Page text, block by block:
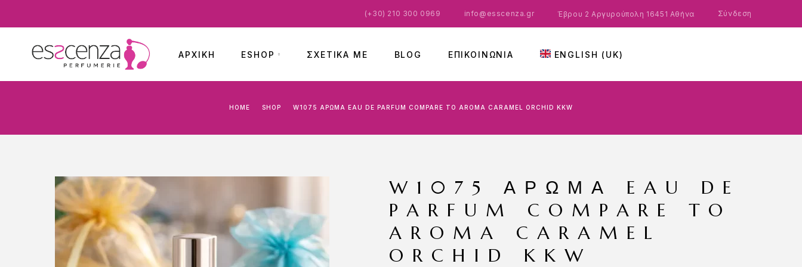
(+30) 210 300 0969 info@esscenza.gr Έβρου 2 Αργυρούπολη 16451 Αθήνα Σύνδεση
ΑΡΧΙΚΉ ESHOP ΣΧΕΤΙΚΑ ΜΕ BLOG ΕΠΙΚΟΙΝΩΝΊΑ ENGLISH (UK)
HOME SHOP W1075 ΆΡΩΜΑ EAU DE PARFUM COMPARE TO AROMA CARAMEL ORCHID KKW
W1075 ΆΡΩΜΑ EAU DE
PARFUM COMPARE TO
AROMA CARAMEL
ORCHID KKW